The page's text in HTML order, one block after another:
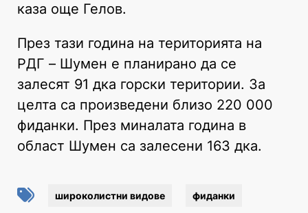
каза още Гелов.
През тази година на територията на
РДГ – Шумен е планирано да се
залесят 91 дка горски територии. За
целта са произведени близо 220 000
фиданки. През миналата година в
област Шумен са залесени 163 дка.
широколистни видове фиданки